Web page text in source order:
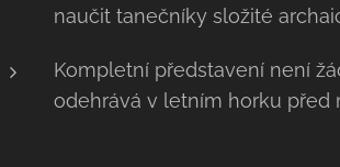
naučit tanečníky složité
Kompletní představení není
odehrává v letním horku před